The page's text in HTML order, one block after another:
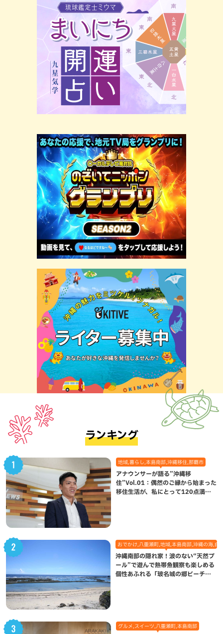
ランキング
地域,暮らし,本島南部,沖縄移住,那覇市
アナウンサーが語る”沖縄移
住”Vol.01：偶然のご縁から始まった
移住生活が、私にとって120点満点
おでかけ,八重瀬町,地域,本島南部,沖縄の海,自
沖縄南部の隠れ家！波のない“天然プ
ール”で遊んで熱帯魚観察も楽しめる
個性あふれる「玻名城の郷ビーチ」
グルメ,スイーツ,八重瀬町,本島南部